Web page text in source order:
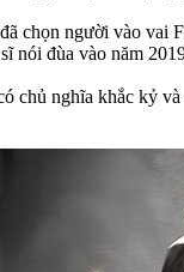
chọn người vào vai
nói đùa vào năm
chủ nghĩa khắc kỷ